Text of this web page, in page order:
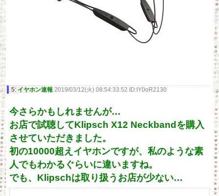
5: イヤホン速報 2019/03/12(火) 08:54:33.52 ID:IY0oR2130
今さらかもしれませんが…
お店で試聴してKlipsch X12 Neckbandを購入
させていただきました。
初の10000超えイヤホンですが、私のような素
人でもわかるぐらいに違いますね。
でも、Klipschは取り扱うお店が少ない…